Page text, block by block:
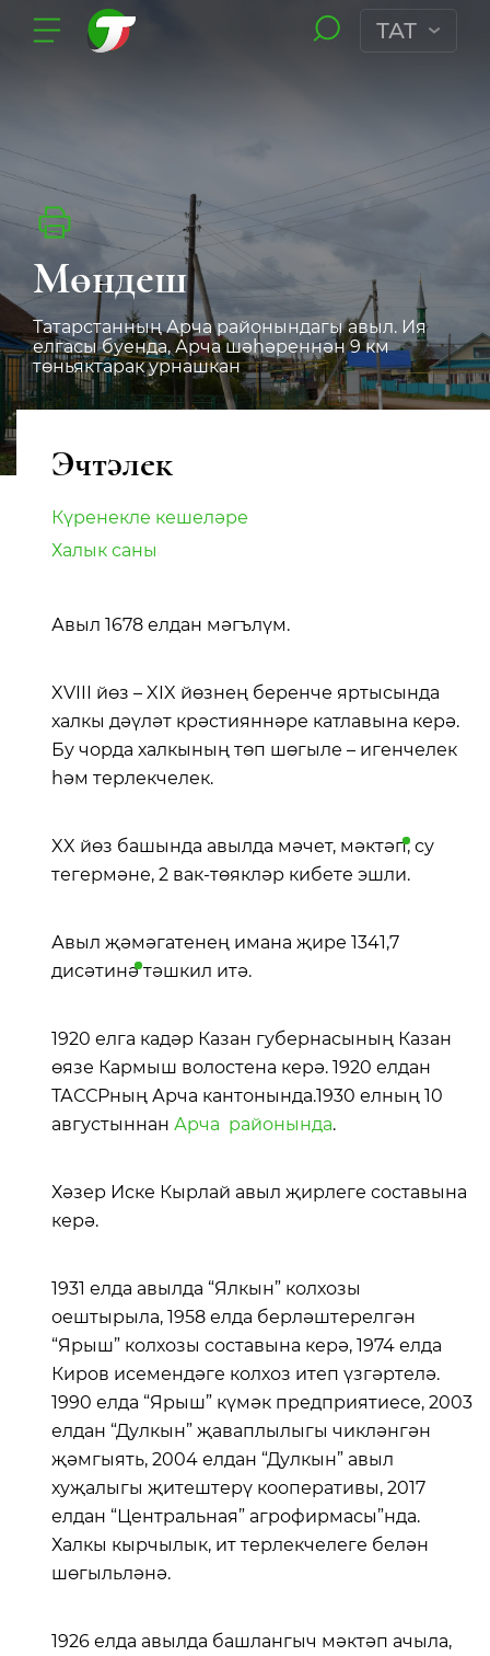
ТАТ
Мөндеш
Татарстанның Арча районындагы авыл. Ия
елгасы буенда, Арча шәһәреннән 9 км
төньяктарак урнашкан
Эчтәлек
Күренекле кешеләре
Халык саны
Авыл 1678 елдан мәгълүм.
XVIII йөз – XIX йөзнең беренче яртысында
халкы дәүләт крәстияннәре катлавына керә.
Бу чорда халкының төп шөгыле – игенчелек
һәм терлекчелек.
XX йөз башында авылда мәчет, мәктәп, су
тегермәне, 2 вак-төякләр кибете эшли.
Авыл җәмәгатенең имана җире 1341,7
дисәтинәтәшкил итә.
1920 елга кадәр Казан губернасының Казан
өязе Кармыш волостена керә. 1920 елдан
ТАССРның Арча кантонында.1930 елның 10
августыннан Арча районында.
Хәзер Иске Кырлай авыл җирлеге составына
керә.
1931 елда авылда “Ялкын” колхозы
оештырыла, 1958 елда берләштерелгән
“Ярыш” колхозы составына керә, 1974 елда
Киров исемендәге колхоз итеп үзгәртелә.
1990 елда “Ярыш” күмәк предприятиесе, 2003
елдан “Дулкын” җаваплылыгы чикләнгән
җәмгыять, 2004 елдан “Дулкын” авыл
хуҗалыгы җитештерү кооперативы, 2017
елдан “Центральная” агрофирмасы”нда.
Халкы кырчылык, ит терлекчелеге белән
шөгыльләнә.
1926 елда авылда башлангыч мәктәп ачыла,